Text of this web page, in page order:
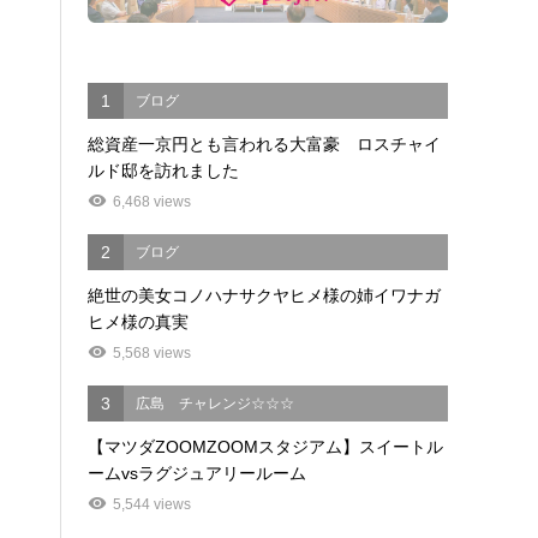
1 ブログ
総資産一京円とも言われる大富豪 ロスチャイ
ルド邸を訪れました
6,468 views
2 ブログ
絶世の美女コノハナサクヤヒメ様の姉イワナガ
ヒメ様の真実
5,568 views
3 広島 チャレンジ☆☆☆
【マツダZOOMZOOMスタジアム】スイートル
ームvsラグジュアリールーム
5,544 views